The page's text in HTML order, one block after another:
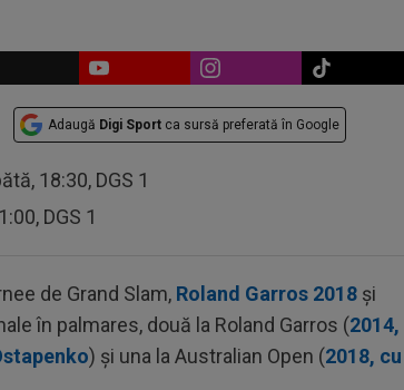
Adaugă Digi Sport ca sursă preferată în Google
18:30, DGS 1
DGS 1
de Grand Slam, Roland Garros 2018 și
în palmares, două la Roland Garros (2014,
) și una la Australian Open (2018, cu